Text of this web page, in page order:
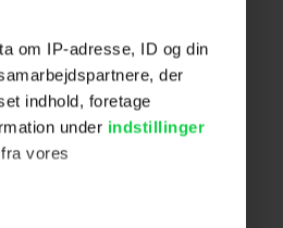
om IP-adresse, ID og din
der
indhold, foretage
under indstillinger
vores
priser. Én til
med den
til